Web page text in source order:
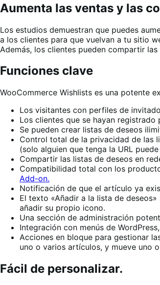
Aumenta las ventas y las
Los estudios demuestran que puedes
a los clientes para que vuelvan a tu sitio
Además, los clientes pueden compartir
Funciones clave
WooCommerce Wishlists es una potente
Los visitantes con perfiles de
Los clientes que se hayan
Se pueden crear listas de deseos
Control total de la privacidad de las
(solo alguien que tenga la URL
Compartir las listas de deseos en
Compatibilidad total con los
Add-on.
Notificación de que el artículo ya
El texto «Añadir a la lista de
añadir su propio icono.
Una sección de administración
Integración con menús de
Acciones en bloque para gestionar
uno o varios artículos, y mueve uno
Fácil de personalizar.